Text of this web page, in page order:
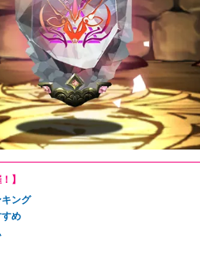
】
ング
め